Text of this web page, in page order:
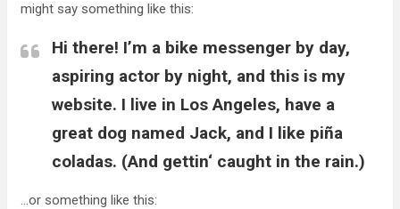
might say something like this:
Hi there! I’m a bike messenger by day,
aspiring actor by night, and this is my
website. I live in Los Angeles, have a
great dog named Jack, and I like piña
coladas. (And gettin‘ caught in the rain.)
…or something like this: